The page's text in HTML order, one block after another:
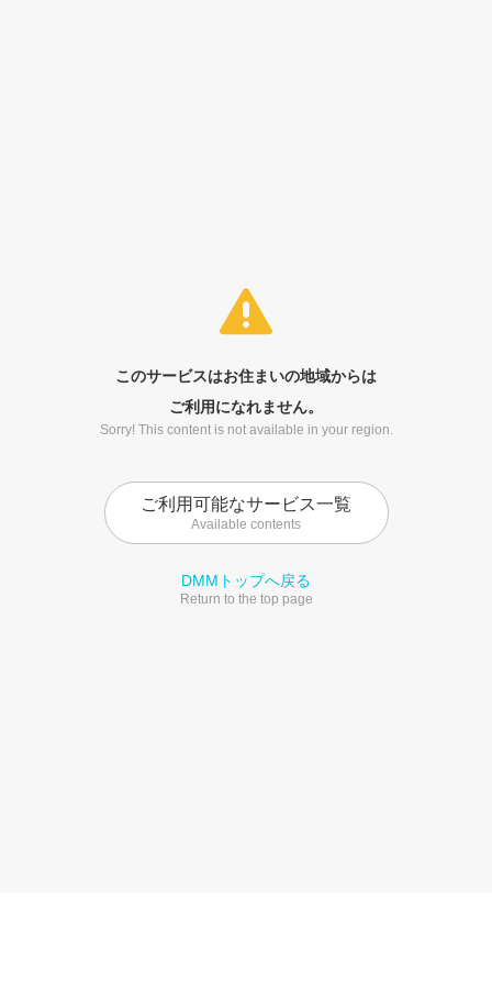
このサービスはお住まいの地域からは
ご利用になれません。
Sorry! This content is not available in your region.
ご利用可能なサービス一覧
Available contents
DMMトップへ戻る
Return to the top page